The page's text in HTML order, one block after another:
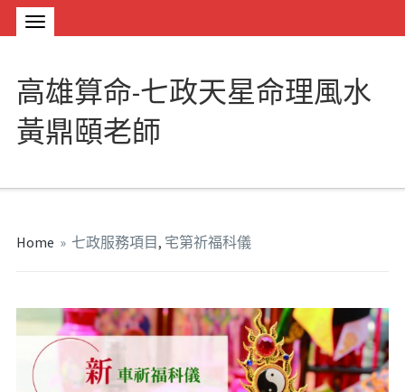
高雄算命-七政天星命理風水
黃鼎頤老師
Home » 七政服務項目 , 宅第祈福科儀